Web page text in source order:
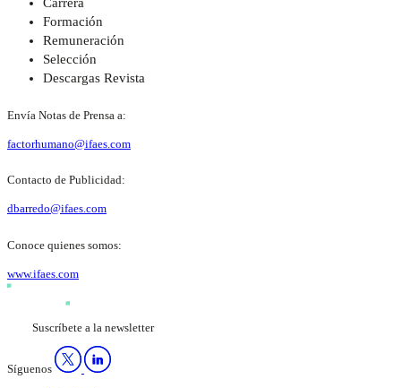
Formación
Remuneración
Selección
Descargas Revista
Envía Notas de Prensa a:
factorhumano@ifaes.com
Contacto de Publicidad:
dbarredo@ifaes.com
Conoce quienes somos:
www.ifaes.com
Suscríbete a la newsletter
Síguenos